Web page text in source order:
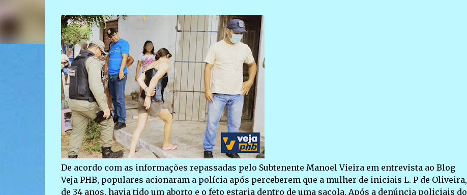
De acordo com as informações repassadas pelo Subtenente Manoel Vieira em entrevista ao Blog
Veja PHB, populares acionaram a polícia após perceberem que a mulher de iniciais L. P de Oliveira,
de 34 anos, havia tido um aborto e o feto estaria dentro de uma sacola. Após a denúncia policiais do